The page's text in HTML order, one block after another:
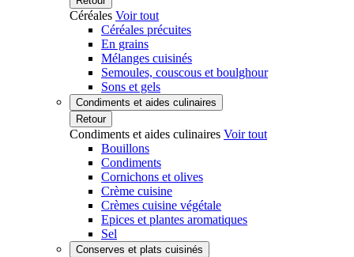
Céréales Voir tout
Céréales précuites
En grains
Mélanges cuisinés
Semoules, couscous et boulghour
Sons et gels
Condiments et aides culinaires
Retour
Condiments et aides culinaires Voir tout
Bouillons
Condiments
Cornichons et olives
Crème cuisine
Crèmes cuisine végétale
Epices et plantes aromatiques
Sel
Conserves et plats cuisinés